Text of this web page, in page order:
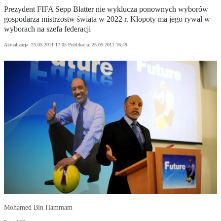
Prezydent FIFA Sepp Blatter nie wyklucza ponownych wyborów
gospodarza mistrzostw świata w 2022 r. Kłopoty ma jego rywal w
wyborach na szefa federacji
Aktualizacja: 25.05.2011 17:05 Publikacja: 25.05.2011 16:49
Mohamed Bin Hammam